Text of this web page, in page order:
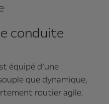
conduite
équipé d’une
que dynamique,
routier agile.